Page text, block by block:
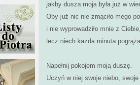
jakby dusza moja była już w
Oby już nic nie zmąciło mego
i nie wyprowadziło mnie z
lecz niech każda minuta
Napełnij pokojem moją duszę.
Uczyń w niej swoje niebo,